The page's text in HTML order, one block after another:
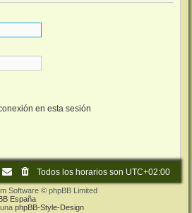
en esta sesión
Todos los horarios son UTC+02:00
Software © phpBB Limited
España
phpBB-Style-Design